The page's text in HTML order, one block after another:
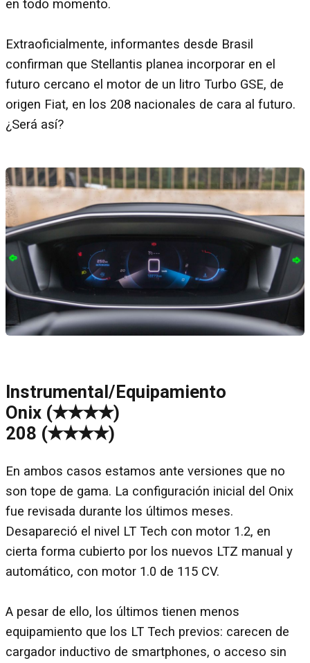
en todo momento.
Extraoficialmente, informantes desde Brasil
confirman que Stellantis planea incorporar en el
futuro cercano el motor de un litro Turbo GSE, de
origen Fiat, en los 208 nacionales de cara al futuro.
¿Será así?
Instrumental/Equipamiento
Onix (✭✭✭✭)
208 (✭✭✭✭)
En ambos casos estamos ante versiones que no
son tope de gama. La configuración inicial del Onix
fue revisada durante los últimos meses.
Desapareció el nivel LT Tech con motor 1.2, en
cierta forma cubierto por los nuevos LTZ manual y
automático, con motor 1.0 de 115 CV.
A pesar de ello, los últimos tienen menos
equipamiento que los LT Tech previos: carecen de
cargador inductivo de smartphones, o acceso sin